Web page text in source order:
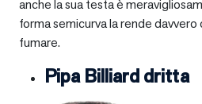
anche la sua testa è
forma semicurva la rende
fumare.
Pipa Billiard dritta